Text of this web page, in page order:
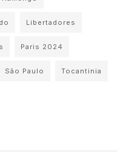
Libertadores
Paris 2024
São Paulo Tocantinia